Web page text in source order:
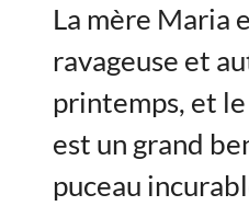
La mère Maria
ravageuse et
printemps, et
est un grand
puceau